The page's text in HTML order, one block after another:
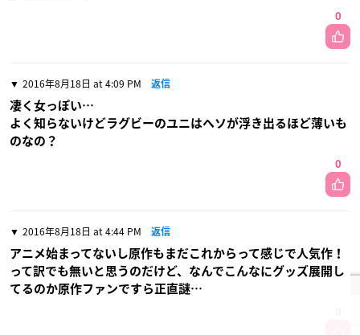
0
2016年8月18日 at 4:09 PM 返信
凄く女っぽい…
よく知らないけどラグビーのユニはヘソが浮き出るほど薄いも
のなの？
0
2016年8月18日 at 4:44 PM 返信
アニメ始まってないし原作もまだこれからって感じで人気作！
って訳でも無いと思うのだけど、なんでこんなにグッズ展開し
てるのか原作ファンですら正直謎…